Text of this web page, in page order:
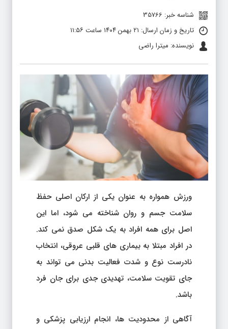
شناسه خبر: 35766
تاریخ و زمان ارسال: ۲۱ بهمن ۱۴۰۴ ساعت ۱۱:۵۶
نویسنده: میترا راضی
ورزش همواره به عنوان یکی از ارکان اصلی حفظ
سلامت جسم و روان شناخته می شود، اما این
اصل برای همه افراد به یک شکل صدق نمی کند.
در افراد مبتلا به بیماری های قلبی عروقی، انتخاب
نادرست نوع و شدت فعالیت بدنی می تواند به
جای تقویت سلامت، تهدیدی جدی برای جان فرد
باشد.
آگاهی از محدودیت ها، انجام ارزیابی پزشکی و